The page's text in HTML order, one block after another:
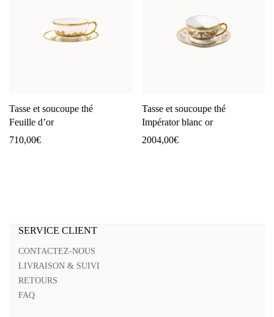
Tasse et soucoupe thé
Feuille d’or
710,00€
Tasse et soucoupe thé
Impérator blanc or
2004,00€
SERVICE CLIENT
CONTACTEZ-NOUS
LIVRAISON & SUIVI
RETOURS
FAQ